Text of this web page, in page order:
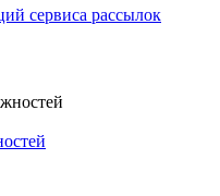
сервиса рассылок